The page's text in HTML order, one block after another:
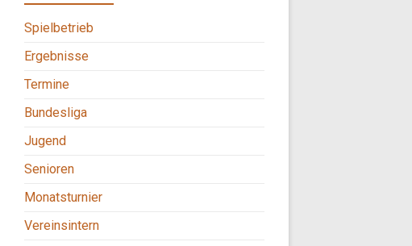
Spielbetrieb
Ergebnisse
Termine
Bundesliga
Jugend
Senioren
Monatsturnier
Vereinsintern